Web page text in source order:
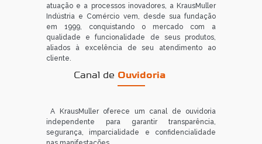
atuação e a processos inovadores, a KrausMuller
Indústria e Comércio vem, desde sua fundação
em 1999, conquistando o mercado com a
qualidade e funcionalidade de seus produtos,
aliados à excelência de seu atendimento ao
cliente.
Canal de Ouvidoria
A KrausMuller oferece um canal de ouvidoria
independente para garantir transparência,
segurança, imparcialidade e confidencialidade